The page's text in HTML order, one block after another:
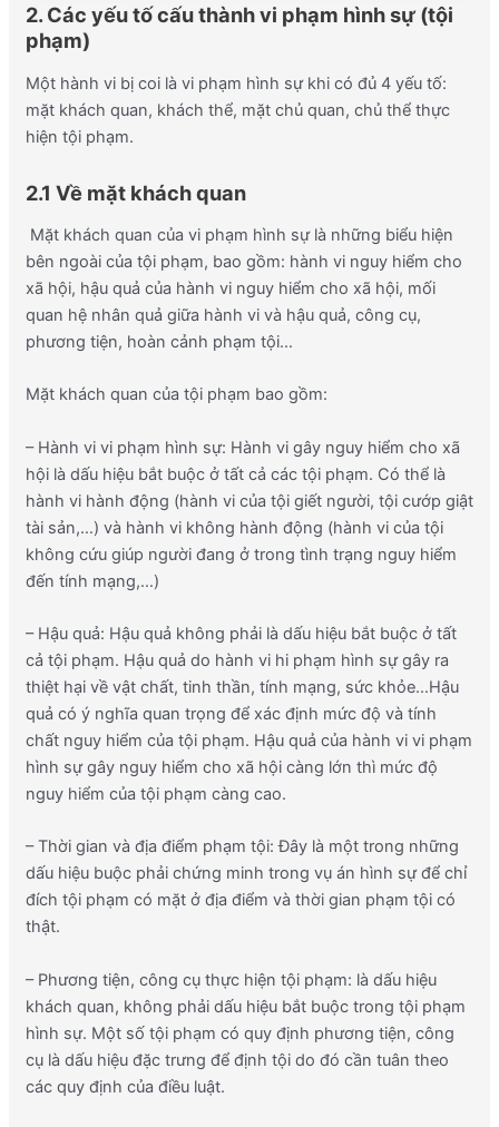
2. Các yếu tố cấu thành vi phạm hình sự (tội
phạm)
Một hành vi bị coi là vi phạm hình sự khi có đủ 4 yếu tố:
mặt khách quan, khách thể, mặt chủ quan, chủ thể thực
hiện tội phạm.
2.1 Về mặt khách quan
Mặt khách quan của vi phạm hình sự là những biểu hiện
bên ngoài của tội phạm, bao gồm: hành vi nguy hiểm cho
xã hội, hậu quả của hành vi nguy hiểm cho xã hội, mối
quan hệ nhân quả giữa hành vi và hậu quả, công cụ,
phương tiện, hoàn cảnh phạm tội…
Mặt khách quan của tội phạm bao gồm:
– Hành vi vi phạm hình sự: Hành vi gây nguy hiểm cho xã
hội là dấu hiệu bắt buộc ở tất cả các tội phạm. Có thể là
hành vi hành động (hành vi của tội giết người, tội cướp giật
tài sản,…) và hành vi không hành động (hành vi của tội
không cứu giúp người đang ở trong tình trạng nguy hiểm
đến tính mạng,…)
– Hậu quả: Hậu quả không phải là dấu hiệu bắt buộc ở tất
cả tội phạm. Hậu quả do hành vi hi phạm hình sự gây ra
thiệt hại về vật chất, tinh thần, tính mạng, sức khỏe…Hậu
quả có ý nghĩa quan trọng để xác định mức độ và tính
chất nguy hiểm của tội phạm. Hậu quả của hành vi vi phạm
hình sự gây nguy hiểm cho xã hội càng lớn thì mức độ
nguy hiểm của tội phạm càng cao.
– Thời gian và địa điểm phạm tội: Đây là một trong những
dấu hiệu buộc phải chứng minh trong vụ án hình sự để chỉ
đích tội phạm có mặt ở địa điểm và thời gian phạm tội có
thật.
– Phương tiện, công cụ thực hiện tội phạm: là dấu hiệu
khách quan, không phải dấu hiệu bắt buộc trong tội phạm
hình sự. Một số tội phạm có quy định phương tiện, công
cụ là dấu hiệu đặc trưng để định tội do đó cần tuân theo
các quy định của điều luật.